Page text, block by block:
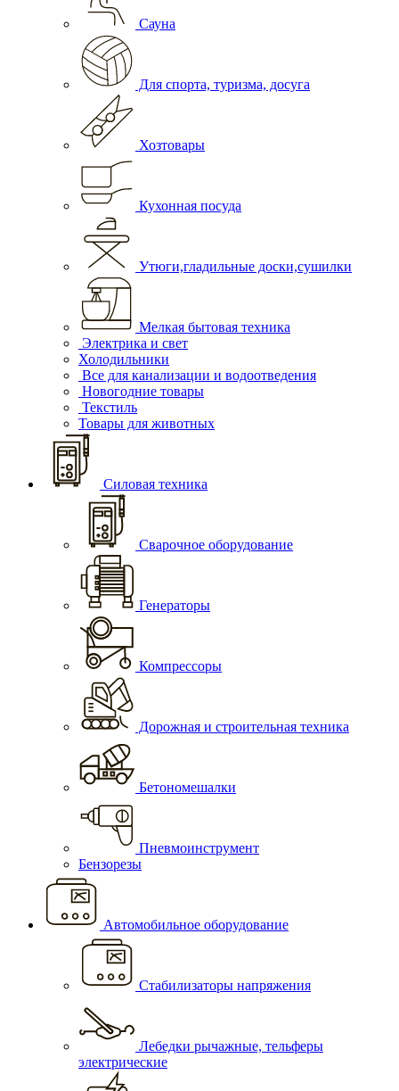
Сауна
Для спорта, туризма, досуга
Хозтовары
Кухонная посуда
Утюги,гладильные доски,сушилки
Мелкая бытовая техника
Электрика и свет
Холодильники
Все для канализации и водоотведения
Новогодние товары
Текстиль
Товары для животных
Силовая техника
Сварочное оборудование
Генераторы
Компрессоры
Дорожная и строительная техника
Бетономешалки
Пневмоинструмент
Бензорезы
Автомобильное оборудование
Стабилизаторы напряжения
Лебедки рычажные, тельферы
электрические